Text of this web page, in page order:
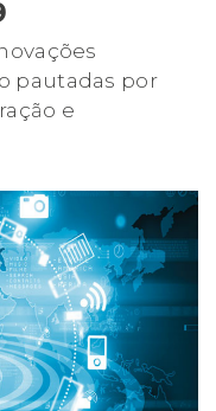
pautadas por
e